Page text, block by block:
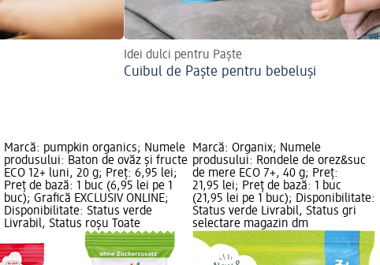
Idei dulci pentru Paște
Cuibul de Paște pentru bebeluși
Marcă: pumpkin organics; Numele
produsului: Baton de ovăz și fructe
ECO 12+ luni, 20 g; Preț: 6,95 lei;
Preț de bază: 1 buc (6,95 lei pe 1
buc); Grafică EXCLUSIV ONLINE;
Disponibilitate: Status verde
Livrabil, Status roșu Toate
Marcă: Organix; Numele
produsului: Rondele de orez&suc
de mere ECO 7+, 40 g; Preț:
21,95 lei; Preț de bază: 1 buc
(21,95 lei pe 1 buc); Disponibilitate:
Status verde Livrabil, Status gri
selectare magazin dm